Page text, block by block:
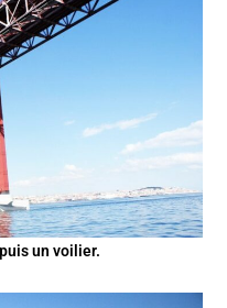
un voilier.